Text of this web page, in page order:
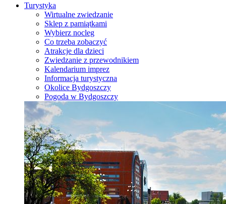
Turystyka
Wirtualne zwiedzanie
Sklep z pamiątkami
Wybierz nocleg
Co trzeba zobaczyć
Atrakcje dla dzieci
Zwiedzanie z przewodnikiem
Kalendarium imprez
Informacja turystyczna
Okolice Bydgoszczy
Pogoda w Bydgoszczy